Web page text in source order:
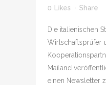
0
Likes Share
Die italienischen
Wirtschaftsprüfer
Mailand
einen Newsletter